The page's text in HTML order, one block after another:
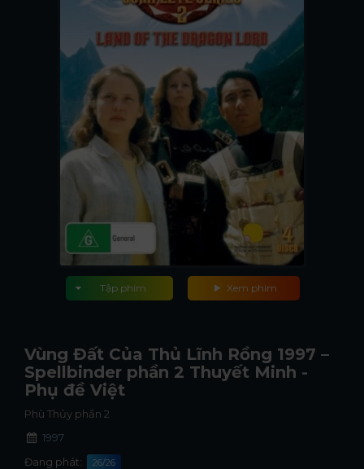
Xem phim
Tập phim
Vùng Đất Của Thủ Lĩnh Rồng 1997 –
Spellbinder phần 2 Thuyết Minh -
Phụ đề Việt
Phù Thủy phần 2
1997
Đang phát:
26/26